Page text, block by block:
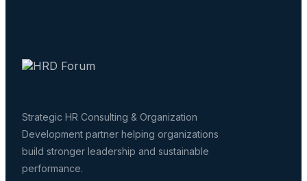
Strategic HR Consulting & Organization
Development partner helping organizations
build stronger leadership and sustainable
performance.